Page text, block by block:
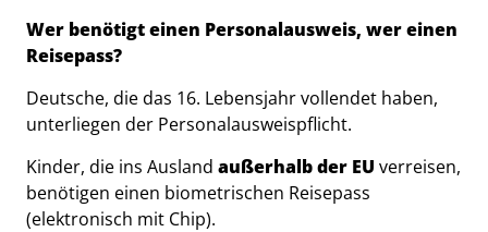
Wer benötigt einen Personalausweis, wer einen
Reisepass?
Deutsche, die das 16. Lebensjahr vollendet haben,
unterliegen der Personalausweispflicht.
Kinder, die ins Ausland außerhalb der EU verreisen,
benötigen einen biometrischen Reisepass
(elektronisch mit Chip).